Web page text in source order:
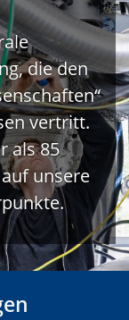
die den
vertritt.
als 85
unsere